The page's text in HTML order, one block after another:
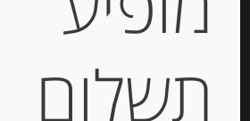
פילה אנשובי ברוטב חריף “Rizzoli”
תשלום